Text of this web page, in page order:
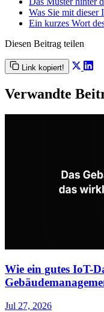
Was Sie mit dieser
Ein kurzes Wort
Diesen Beitrag teilen
Link kopiert!
Verwandte
Wie ein gutes IoT-
Jul 27, 2026